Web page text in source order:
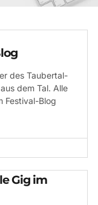
des Taubertal-
dem Tal. Alle
Festival-Blog
Gig im